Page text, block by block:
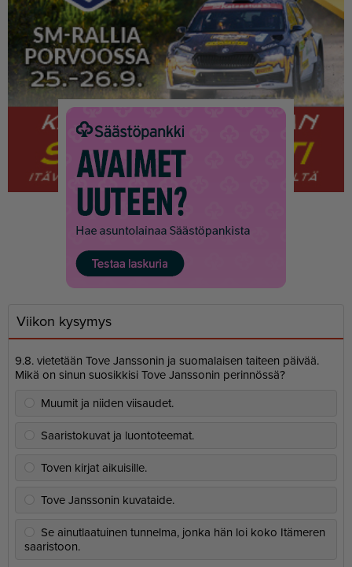
Viikon kysymys
9.8. vietetään Tove Janssonin ja suomalaisen taiteen päivää.
Mikä on sinun suosikkisi Tove Janssonin perinnössä?
Muumit ja niiden viisaudet.
Saaristokuvat ja luontoteemat.
Toven kirjat aikuisille.
Tove Janssonin kuvataide.
Se ainutlaatuinen tunnelma, jonka hän loi koko Itämeren
saaristoon.